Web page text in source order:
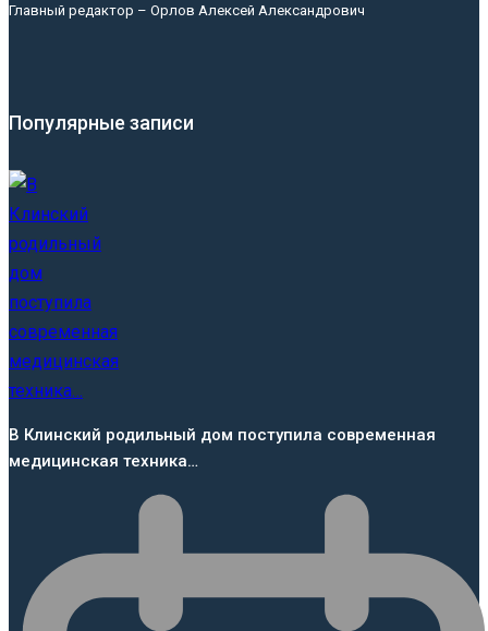
Главный редактор – Орлов Алексей Александрович
Популярные записи
В Клинский родильный дом поступила современная
медицинская техника…